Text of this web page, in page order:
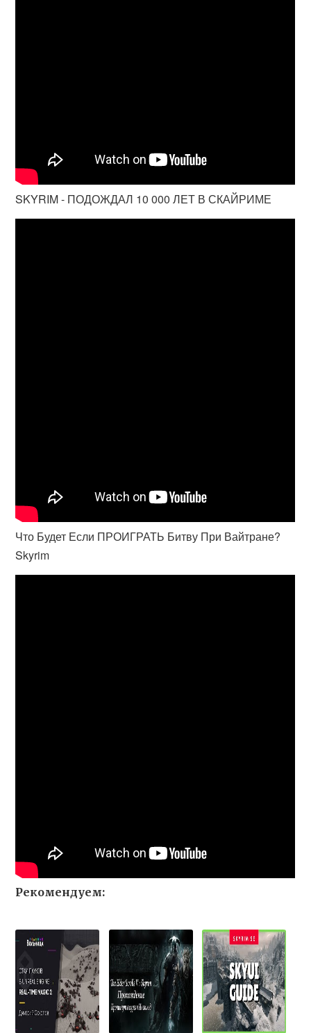
SKYRIM - ПОДОЖДАЛ 10 000 ЛЕТ В СКАЙРИМЕ
Что Будет Если ПРОИГРАТЬ Битву При Вайтране?
Skyrim
Рекомендуем: